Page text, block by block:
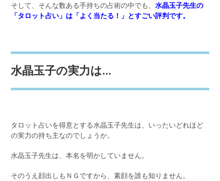
そして、そんな数ある手持ちの占術の中でも、水晶玉子先生の
「タロット占い」は「よく当たる！」とすごい評判です。
水晶玉子の実力は…
タロット占いを得意とする水晶玉子先生は、いったいどれほど
の実力の持ち主なのでしょうか。
水晶玉子先生は、本名を明かしていません。
そのうえ顔出しもＮＧですから、素顔を誰も知りません。